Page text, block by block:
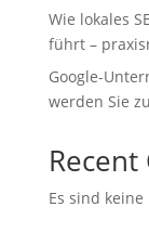
Wie lokales
führt –
Google-
werden Sie
Es sind